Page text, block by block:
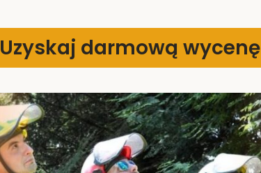
Uzyskaj darmową wycenę